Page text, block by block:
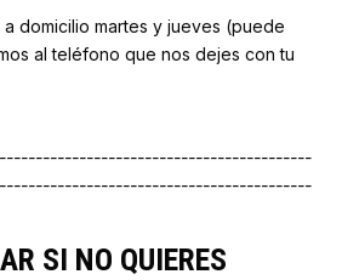
a domicilio martes y jueves (puede
al teléfono que nos dejes con tu
SI NO QUIERES